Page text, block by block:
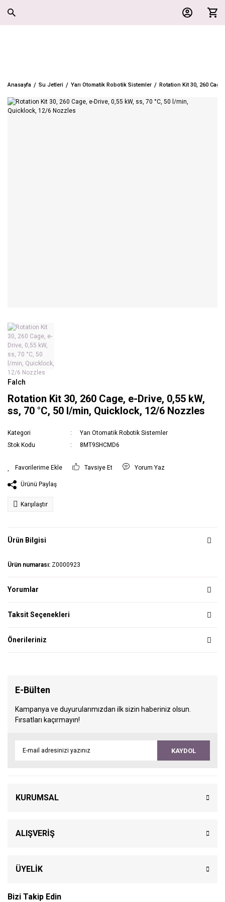
Anasayfa Su Jetleri Yarı Otomatik Robotik Sistemler Rotation Kit 30, 260
Falch
Rotation Kit 30, 260 Cage, e-Drive, 0,55 kW,
ss, 70 °C, 50 l/min, Quicklock, 12/6 Nozzles
Kategori
Yarı Otomatik Robotik Sistemler
Stok Kodu
8MT9SHCMD6
Tavsiye Et Yorum Yaz
Ürünü Paylaş
Karşılaştır
Ürün Bilgisi
Ürün numarası: Z0000923
Yorumlar
Taksit Seçenekleri
Önerileriniz
E-Bülten
Kampanya ve duyurularımızdan ilk sizin haberiniz olsun.
Fırsatları kaçırmayın!
KAYDOL
KURUMSAL
ALIŞVERİŞ
ÜYELİK
Bizi Takip Edin